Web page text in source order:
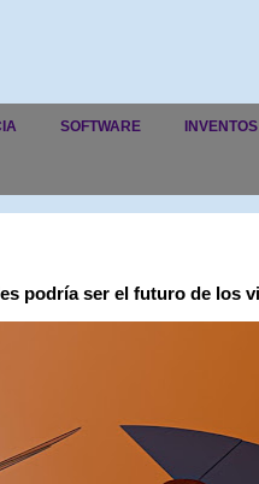
SOFTWARE INVENTOS
podría ser el futuro de los